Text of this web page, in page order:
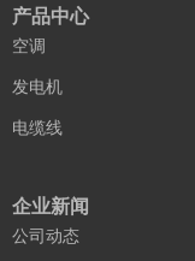
产品中心
空调
发电机
电缆线
企业新闻
公司动态